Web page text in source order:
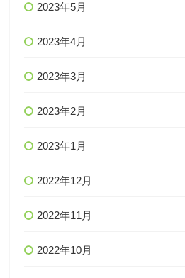
2023年5月
2023年4月
2023年3月
2023年2月
2023年1月
2022年12月
2022年11月
2022年10月